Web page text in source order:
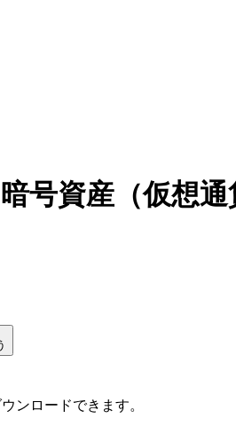
号資産（仮想通
ンロードできます。